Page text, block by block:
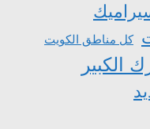
كل مناطق الكويت
الكبير